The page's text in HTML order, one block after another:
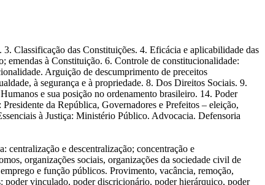
Classificação das Constituições. 4. Eficácia e aplicabilidade das
emendas à Constituição. 6. Controle de constitucionalidade:
Arguição de descumprimento de preceitos
à segurança e à propriedade. 8. Dos Direitos Sociais. 9.
e sua posição no ordenamento brasileiro. 14. Poder
da República, Governadores e Prefeitos – eleição,
à Justiça: Ministério Público. Advocacia. Defensoria
e descentralização; concentração e
organizações sociais, organizações da sociedade civil de
e função públicos. Provimento, vacância, remoção,
poder vinculado, poder discricionário, poder hierárquico, poder